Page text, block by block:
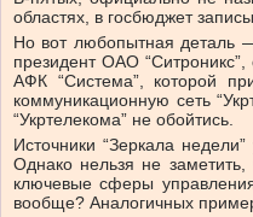
областях, в госбюджет
Но вот любопытная деталь
президент ОАО
АФК “Система”, которой
коммуникационную сеть
“Укртелекома” не обойтись.
Источники “Зеркала
Однако нельзя не
ключевые сферы
вообще? Аналогичных